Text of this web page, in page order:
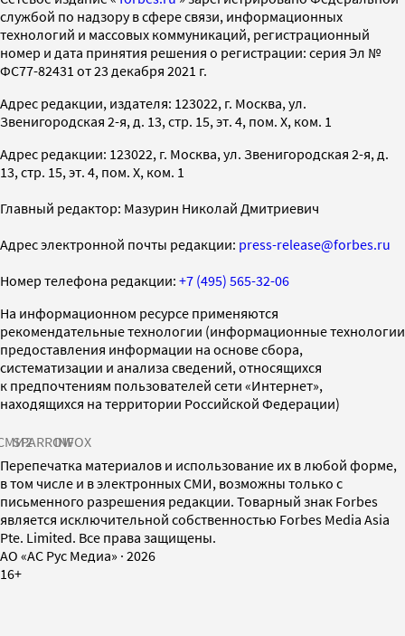
службой по надзору в сфере связи, информационных
технологий и массовых коммуникаций, регистрационный
номер и дата принятия решения о регистрации: серия Эл №
ФС77-82431 от 23 декабря 2021 г.
Адрес редакции, издателя: 123022, г. Москва, ул.
Звенигородская 2-я, д. 13, стр. 15, эт. 4, пом. X, ком. 1
Адрес редакции: 123022, г. Москва, ул. Звенигородская 2-я, д.
13, стр. 15, эт. 4, пом. X, ком. 1
Главный редактор: Мазурин Николай Дмитриевич
Адрес электронной почты редакции: press-release@forbes.ru
Номер телефона редакции: +7 (495) 565-32-06
На информационном ресурсе применяются
рекомендательные технологии (информационные технологии
предоставления информации на основе сбора,
систематизации и анализа сведений, относящихся
к предпочтениям пользователей сети «Интернет»,
находящихся на территории Российской Федерации)
SPARROWINFOX
Перепечатка материалов и использование их в любой форме,
в том числе и в электронных СМИ, возможны только с
письменного разрешения редакции. Товарный знак Forbes
является исключительной собственностью Forbes Media Asia
Pte. Limited. Все права защищены.
AO «АС Рус Медиа» · 2026
16+